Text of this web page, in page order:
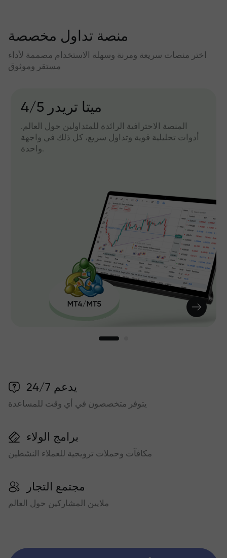
منصة تداول مخصصة
اختر منصات سريعة ومرنة وسهلة الاستخدام مصممة لأداء
مستقر وموثوق
میتا تریدر 4/5
المنصة الاحترافية الرائدة للمتداولين حول العالم.
أدوات تحليلية قوية وتداول سريع، كل ذلك في واجهة
واحدة.
يدعم 24/7
يتوفر متخصصون في أي وقت للمساعدة
برامج الولاء
مكافآت وحملات ترويجية للعملاء النشطين
مجتمع التجار
ملايين المشاركين حول العالم